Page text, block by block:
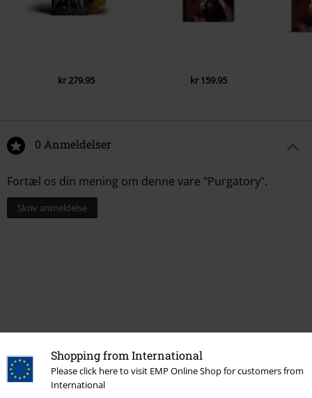
Shopping from International
Please click here to visit EMP Online Shop for customers from
International
kr 279.95 kr 159.95
0 Anmeldelser
Fortæl os din mening om denne vare "Purgatory".
Skriv anmeldelse